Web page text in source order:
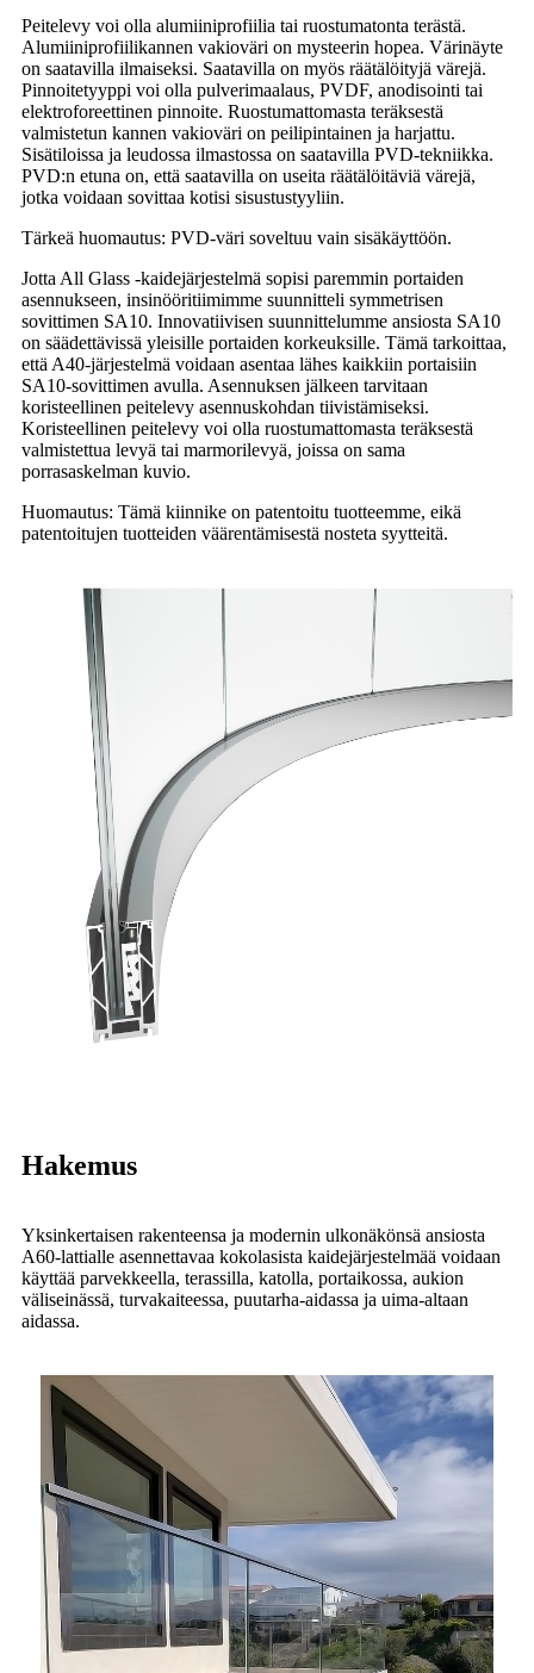
Peitelevy voi olla alumiiniprofiilia tai ruostumatonta terästä.
Alumiiniprofiilikannen vakioväri on mysteerin hopea. Värinäyte
on saatavilla ilmaiseksi. Saatavilla on myös räätälöityjä värejä.
Pinnoitetyyppi voi olla pulverimaalaus, PVDF, anodisointi tai
elektroforeettinen pinnoite. Ruostumattomasta teräksestä
valmistetun kannen vakioväri on peilipintainen ja harjattu.
Sisätiloissa ja leudossa ilmastossa on saatavilla PVD-tekniikka.
PVD:n etuna on, että saatavilla on useita räätälöitäviä värejä,
jotka voidaan sovittaa kotisi sisustustyyliin.
Tärkeä huomautus: PVD-väri soveltuu vain sisäkäyttöön.
Jotta All Glass -kaidejärjestelmä sopisi paremmin portaiden
asennukseen, insinööritiimimme suunnitteli symmetrisen
sovittimen SA10. Innovatiivisen suunnittelumme ansiosta SA10
on säädettävissä yleisille portaiden korkeuksille. Tämä tarkoittaa,
että A40-järjestelmä voidaan asentaa lähes kaikkiin portaisiin
SA10-sovittimen avulla. Asennuksen jälkeen tarvitaan
koristeellinen peitelevy asennuskohdan tiivistämiseksi.
Koristeellinen peitelevy voi olla ruostumattomasta teräksestä
valmistettua levyä tai marmorilevyä, joissa on sama
porrasaskelman kuvio.
Huomautus: Tämä kiinnike on patentoitu tuotteemme, eikä
patentoitujen tuotteiden väärentämisestä nosteta syytteitä.
Hakemus
Yksinkertaisen rakenteensa ja modernin ulkonäkönsä ansiosta
A60-lattialle asennettavaa kokolasista kaidejärjestelmää voidaan
käyttää parvekkeella, terassilla, katolla, portaikossa, aukion
väliseinässä, turvakaiteessa, puutarha-aidassa ja uima-altaan
aidassa.